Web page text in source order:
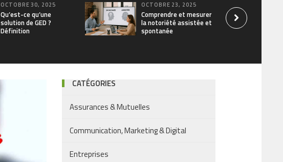
OCTOBRE 30, 2025
Qu’est-ce qu’une
solution de GED ?
Définition
OCTOBRE 23, 2025
Comprendre et mesurer
la notoriété assistée et
spontanée
CATÉGORIES
Assurances & Mutuelles
Communication, Marketing & Digital
Entreprises